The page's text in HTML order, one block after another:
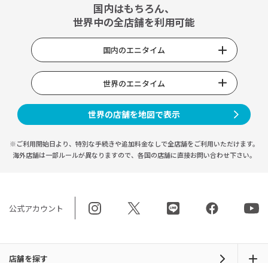
国内はもちろん、
世界中の全店舗を利用可能
国内のエニタイム
世界のエニタイム
世界の店舗を地図で表示
※ご利用開始日より、特別な手続きや追加料金なしで全店舗をご利用いただけます。
海外店舗は一部ルールが異なりますので、 各国の店舗に直接お問い合わせ下さい。
公式アカウント
店舗を探す